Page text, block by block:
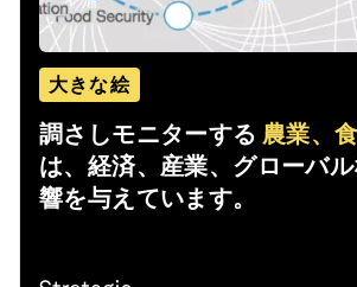
大きな絵
調さしモニターする 農業、
は、経済、産業、グローバ
響を与えています。